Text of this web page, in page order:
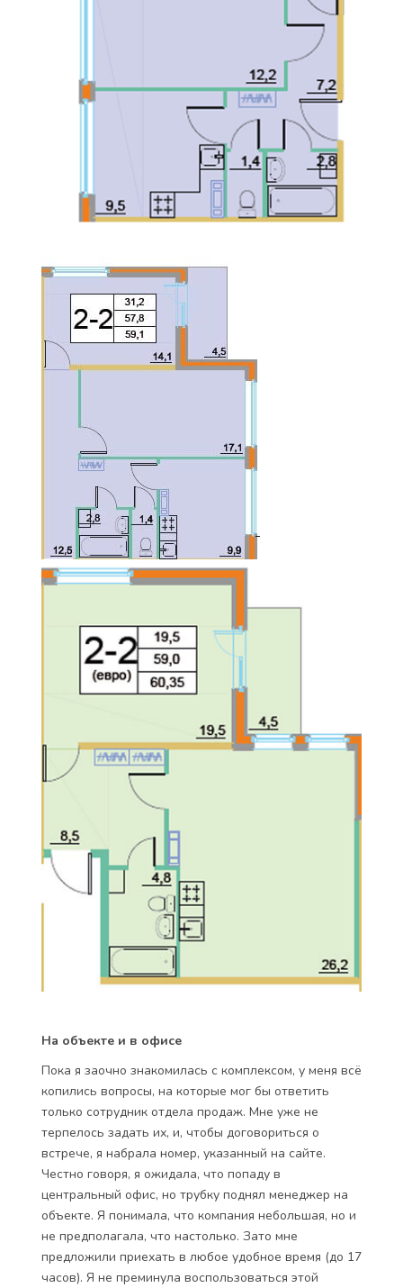
На объекте и в офисе
Пока я заочно знакомилась с комплексом, у меня всё
копились вопросы, на которые мог бы ответить
только сотрудник отдела продаж. Мне уже не
терпелось задать их, и, чтобы договориться о
встрече, я набрала номер, указанный на сайте.
Честно говоря, я ожидала, что попаду в
центральный офис, но трубку поднял менеджер на
объекте. Я понимала, что компания небольшая, но и
не предполагала, что настолько. Зато мне
предложили приехать в любое удобное время (до 17
часов). Я не преминула воспользоваться этой